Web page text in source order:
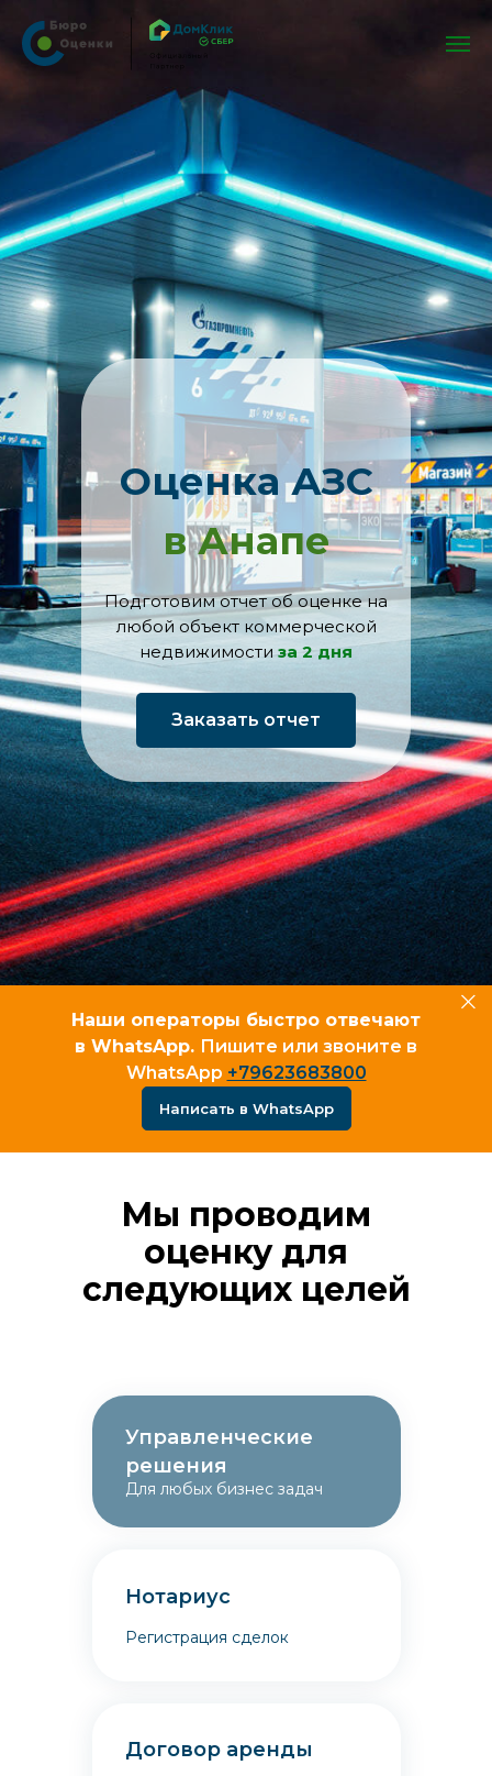
Оценка АЗС
Подготовим отчет об оценке на
любой объект коммерческой
недвижимостиза 2 дня
Заказать отчет
в Анапе
Наши операторы быстро отвечают
в WhatsApp. Пишите или звоните в
WhatsApp +79623683800
Написать в WhatsApp
Мы проводим
оценку для
следующих целей
Управленческие
решения
Для любых бизнес задач
Регистрация сделок
Нотариус
Договор аренды